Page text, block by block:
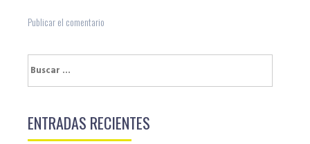
Buscar:
ENTRADAS RECIENTES